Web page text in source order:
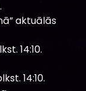
aktuālās
14:10.
14:10.